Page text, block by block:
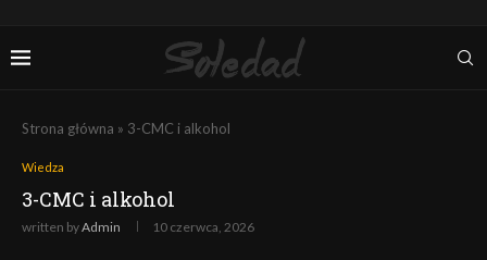
Strona główna » 3-CMC i alkohol
Wiedza
3-CMC i alkohol
written byAdmin 10 czerwca, 2026